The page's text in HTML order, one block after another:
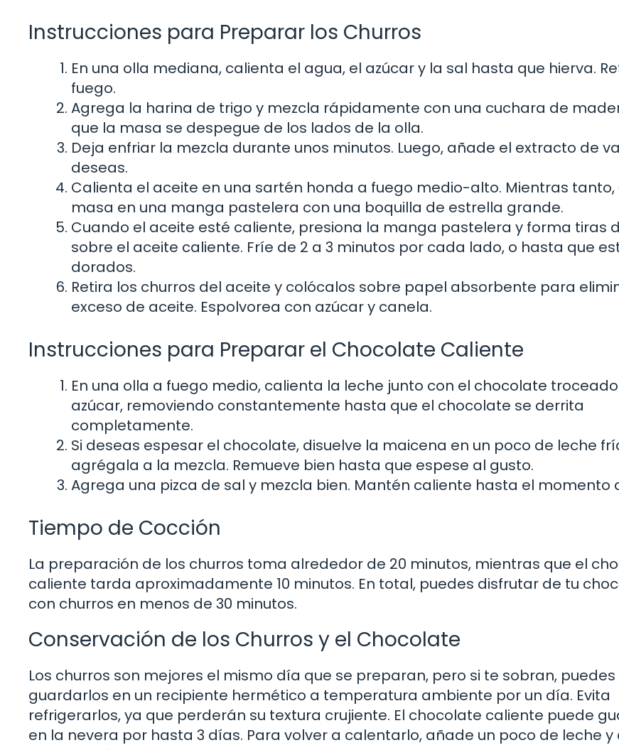
Instrucciones para Preparar los Churros
En una olla mediana, calienta el agua, el azúcar y la sal hasta que hierva.
fuego.
Agrega la harina de trigo y mezcla rápidamente con una cuchara de
que la masa se despegue de los lados de la olla.
Deja enfriar la mezcla durante unos minutos. Luego, añade el extracto de
deseas.
Calienta el aceite en una sartén honda a fuego medio-alto. Mientras tanto,
masa en una manga pastelera con una boquilla de estrella grande.
Cuando el aceite esté caliente, presiona la manga pastelera y forma tiras
sobre el aceite caliente. Fríe de 2 a 3 minutos por cada lado, o hasta que
dorados.
Retira los churros del aceite y colócalos sobre papel absorbente para
exceso de aceite. Espolvorea con azúcar y canela.
Instrucciones para Preparar el Chocolate Caliente
En una olla a fuego medio, calienta la leche junto con el chocolate
azúcar, removiendo constantemente hasta que el chocolate se derrita
completamente.
Si deseas espesar el chocolate, disuelve la maicena en un poco de leche
agrégala a la mezcla. Remueve bien hasta que espese al gusto.
Agrega una pizca de sal y mezcla bien. Mantén caliente hasta el momento
Tiempo de Cocción
La preparación de los churros toma alrededor de 20 minutos, mientras que el
caliente tarda aproximadamente 10 minutos. En total, puedes disfrutar de tu
con churros en menos de 30 minutos.
Conservación de los Churros y el Chocolate
Los churros son mejores el mismo día que se preparan, pero si te sobran, puedes
guardarlos en un recipiente hermético a temperatura ambiente por un día. Evita
refrigerarlos, ya que perderán su textura crujiente. El chocolate caliente puede
en la nevera por hasta 3 días. Para volver a calentarlo, añade un poco de leche y